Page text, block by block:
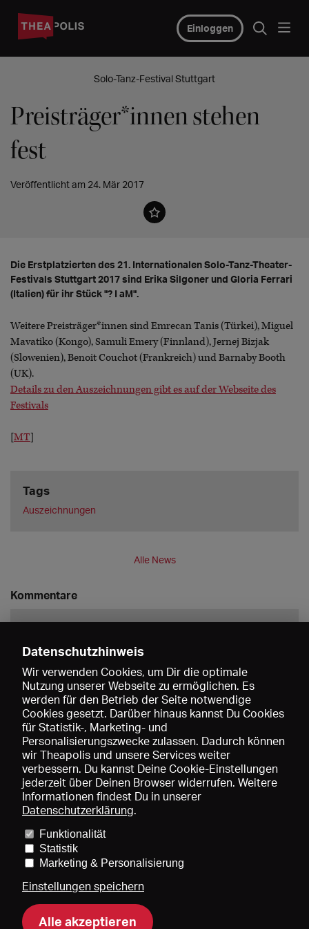
Einloggen
Solo-Tanz-Festival Stuttgart
Preisträger*innen stehen
fest
Veröffentlicht am 24. Mär 2017
Die Erstplatzierten des 21. Internationalen Solo-Tanz-Theater-
Festivals Stuttgart 2017 sind Erika Silgoner und Gloria Ferrari
(Italien) für ihr Stück "? I aM".
Weitere Preisträger*innen sind Emrecan Tanis (Türkei), Miguel
Mavatiko (Kongo), Samuli Emery (Finnland), Jernej Bizjak
(Slowenien), Benoit Couchot (Frankreich) und Barnaby Booth
(UK).
Details zu den Auszeichnungen gibt es auf der Webseite des
Festivals
[MT]
Tags
Auszeichnungen
Alle News
Kommentare
Speichern
Preise und Mitgliedschaften
Mediadaten
Über uns Impressum
Datenschutzhinweis
Wir verwenden Cookies, um Dir die optimale
Nutzung unserer Webseite zu ermöglichen. Es
werden für den Betrieb der Seite notwendige
Cookies gesetzt. Darüber hinaus kannst Du Cookies
für Statistik-, Marketing- und
Personalisierungszwecke zulassen. Dadurch können
wir Theapolis und unsere Services weiter
verbessern. Du kannst Deine Cookie-Einstellungen
jederzeit über Deinen Browser widerrufen. Weitere
Informationen findest Du in unserer
Datenschutzerklärung.
Funktionalität
Statistik
Marketing & Personalisierung
Einstellungen speichern
Alle akzeptieren